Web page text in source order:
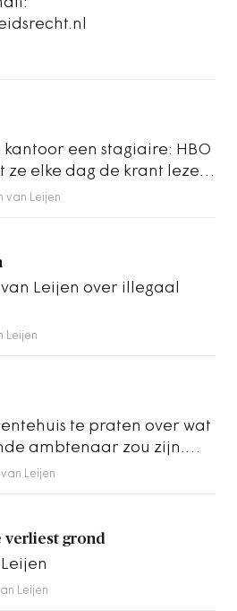
een stagiaire: HBO
ze elke dag de krant lezen.
leert om met…
van Leijen
Leijen over illegaal
Leijen
te praten over wat
ambtenaar zou zijn.
had ambities
Leijen
verliest grond
Leijen